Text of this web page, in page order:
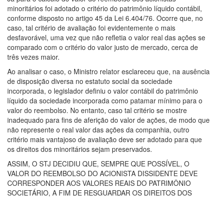
minoritários foi adotado o critério do patrimônio líquido contábil,
conforme disposto no artigo 45 da Lei 6.404/76. Ocorre que, no
caso, tal critério de avaliação foi evidentemente o mais
desfavorável, uma vez que não refletia o valor real das ações se
comparado com o critério do valor justo de mercado, cerca de
três vezes maior.
Ao analisar o caso, o Ministro relator esclareceu que, na ausência
de disposição diversa no estatuto social da sociedade
incorporada, o legislador definiu o valor contábil do patrimônio
líquido da sociedade incorporada como patamar mínimo para o
valor do reembolso. No entanto, caso tal critério se mostre
inadequado para fins de aferição do valor de ações, de modo que
não represente o real valor das ações da companhia, outro
critério mais vantajoso de avaliação deve ser adotado para que
os direitos dos minoritários sejam preservados.
ASSIM, O STJ DECIDIU QUE, SEMPRE QUE POSSÍVEL, O
VALOR DO REEMBOLSO DO ACIONISTA DISSIDENTE DEVE
CORRESPONDER AOS VALORES REAIS DO PATRIMÔNIO
SOCIETÁRIO, A FIM DE RESGUARDAR OS DIREITOS DOS